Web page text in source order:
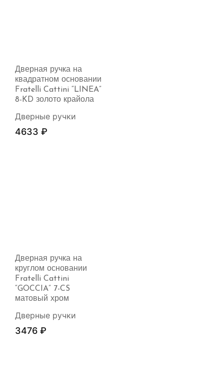
Дверная ручка на
квадратном основании
Fratelli Cattini “LINEA”
8-KD золото крайола
Дверные ручки
4633 ₽
Дверная ручка на
круглом основании
Fratelli Cattini
“GOCCIA” 7-CS
матовый хром
Дверные ручки
3476 ₽